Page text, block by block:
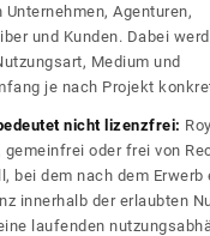
Agenturen,
und Kunden. Dabei
Medium und
je nach Projekt
nicht lizenzfrei:
oder frei von
bei dem nach dem Erwerb
innerhalb der erlaubten
laufenden